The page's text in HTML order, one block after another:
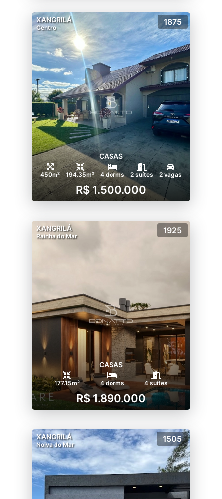
XANGRILÁ
Centro
1875
CASAS
450m² 194.35m² 4 dorms 2 suítes 2 vagas
R$ 1.500.000
XANGRILÁ
Rainha do Mar
1925
CASAS
177.15m² 4 dorms 4 suítes
R$ 1.890.000
XANGRILÁ
Noiva do Mar
1505